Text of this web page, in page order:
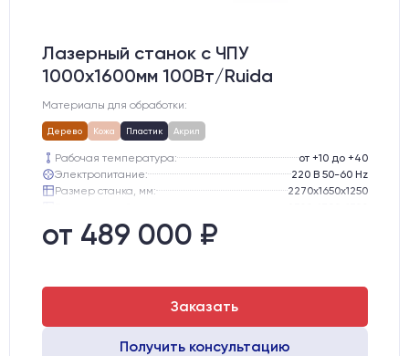
Лазерный станок c ЧПУ
1000х1600мм 100Вт/Ruida
Материалы для обработки:
Дерево Кожа Пластик Акрил
Рабочая температура:
от +10 до +40
Электропитание:
220 В 50-60 Hz
Размер станка, мм:
2270х1650х1250
Вес брутто:
Шаговые двигатели:
от 489 000 ₽
Заказать
Получить консультацию